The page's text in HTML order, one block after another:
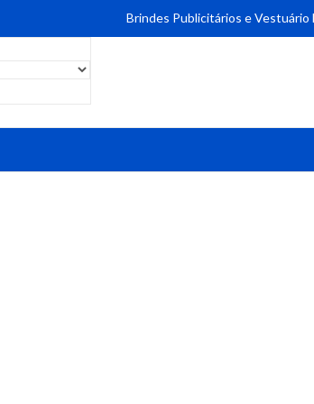
Brindes Publicitários e Vestuário